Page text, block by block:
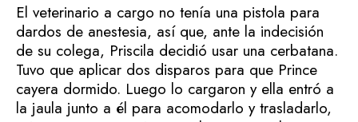
El veterinario a cargo no tenía una pistola para
dardos de anestesia, así que, ante la indecisión
de su colega, Priscila decidió usar una cerbatana.
Tuvo que aplicar dos disparos para que Prince
cayera dormido. Luego lo cargaron y ella entró a
la jaula junto a él para acomodarlo y trasladarlo,